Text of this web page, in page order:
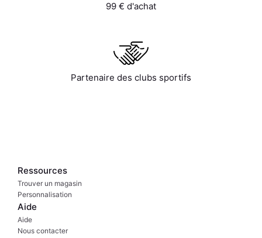
99 € d'achat
Partenaire des clubs sportifs
Ressources
Trouver un magasin
Personnalisation
Aide
Aide
Nous contacter